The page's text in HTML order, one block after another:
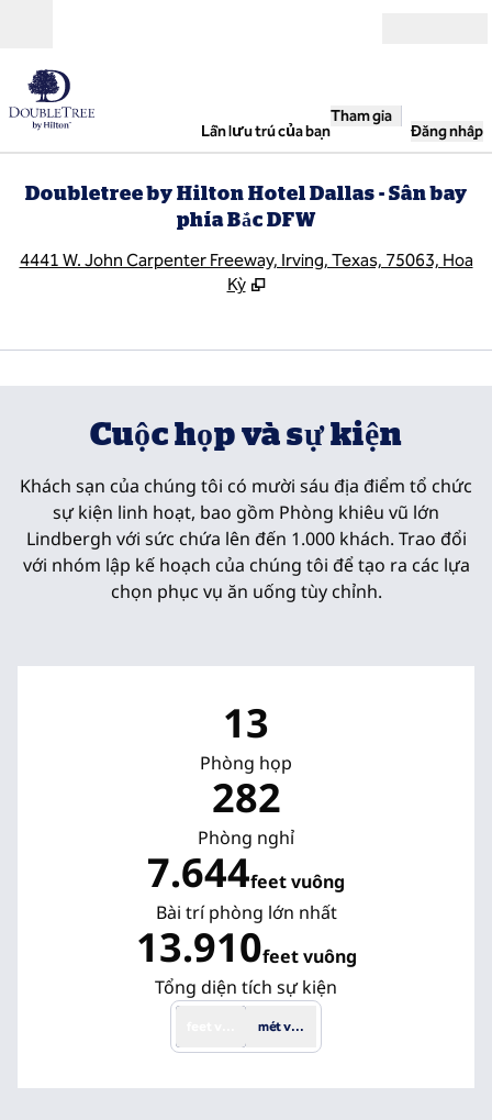
Lần lưu trú của bạn
Tham gia
Đăng nhập
Doubletree by Hilton Hotel Dallas - Sân bay
phía Bắc DFW
4441 W. John Carpenter Freeway, Irving, Texas, 75063, Hoa
Kỳ
1/7
Cuộc họp và sự kiện
Khách sạn của chúng tôi có mười sáu địa điểm tổ chức
sự kiện linh hoạt, bao gồm Phòng khiêu vũ lớn
Lindbergh với sức chứa lên đến 1.000 khách. Trao đổi
với nhóm lập kế hoạch của chúng tôi để tạo ra các lựa
chọn phục vụ ăn uống tùy chỉnh.
13
Phòng họp
282
Phòng nghỉ
7.644feet vuông
Feet vuông
Bài trí phòng lớn nhất
13.910feet vuông
Feet vuông
Tổng diện tích sự kiện
mét vuông